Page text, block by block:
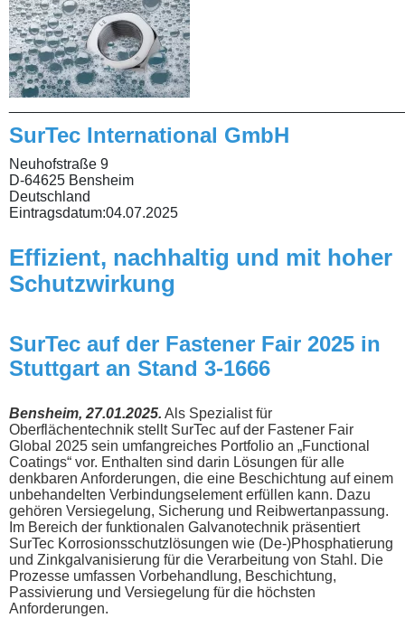
SurTec International GmbH
Neuhofstraße 9
D-64625 Bensheim
Deutschland
Eintragsdatum:04.07.2025
Effizient, nachhaltig und mit hoher
Schutzwirkung
SurTec auf der Fastener Fair 2025 in
Stuttgart an Stand 3-1666
Bensheim, 27.01.2025. Als Spezialist für
Oberflächentechnik stellt SurTec auf der Fastener Fair
Global 2025 sein umfangreiches Portfolio an „Functional
Coatings“ vor. Enthalten sind darin Lösungen für alle
denkbaren Anforderungen, die eine Beschichtung auf einem
unbehandelten Verbindungselement erfüllen kann. Dazu
gehören Versiegelung, Sicherung und Reibwertanpassung.
Im Bereich der funktionalen Galvanotechnik präsentiert
SurTec Korrosionsschutzlösungen wie (De-)Phosphatierung
und Zinkgalvanisierung für die Verarbeitung von Stahl. Die
Prozesse umfassen Vorbehandlung, Beschichtung,
Passivierung und Versiegelung für die höchsten
Anforderungen.